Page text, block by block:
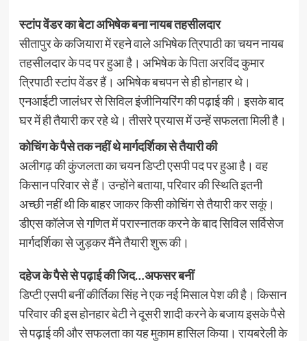
स्टांप वेंडर का बेटा अभिषेक बना नायब तहसीलदार
सीतापुर के कजियारा में रहने वाले अभिषेक त्रिपाठी का चयन नायब
तहसीलदार के पद पर हुआ है। अभिषेक के पिता अरविंद कुमार
त्रिपाठी स्टांप वेंडर हैं। अभिषेक बचपन से ही होनहार थे।
एनआईटी जालंधर से सिविल इंजीनियरिंग की पढ़ाई की। इसके बाद
घर में ही तैयारी कर रहे थे। तीसरे प्रयास में उन्हें सफलता मिली है।
कोचिंग के पैसे तक नहीं थे मार्गदर्शिका से तैयारी की
अलीगढ़ की कुंजलता का चयन डिप्टी एसपी पद पर हुआ है। वह
किसान परिवार से हैं। उन्होंने बताया, परिवार की स्थिति इतनी
अच्छी नहीं थी कि बाहर जाकर किसी कोचिंग से तैयारी कर सकूं।
डीएस कॉलेज से गणित में परास्नातक करने के बाद सिविल सर्विसेज
मार्गदर्शिका से जुड़कर मैंने तैयारी शुरू की।
दहेज के पैसे से पढ़ाई की जिद…अफसर बनीं
डिप्टी एसपी बनीं कीर्तिका सिंह ने एक नई मिसाल पेश की है। किसान
परिवार की इस होनहार बेटी ने दूसरी शादी करने के बजाय इसके पैसे
से पढ़ाई की और सफलता का यह मुकाम हासिल किया। रायबरेली के